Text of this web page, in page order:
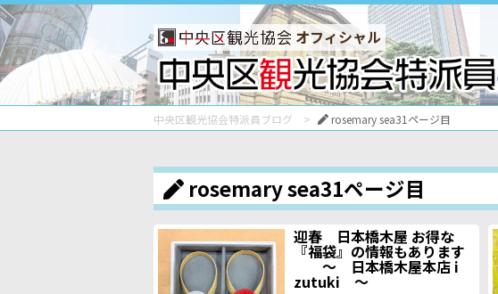
オフィシャル
中央区観光協会特派員ブログ rosemary sea31ページ目
rosemary sea31ページ目
迎春 日本橋木屋 お得な
『福袋』の情報もあります
～ 日本橋木屋本店 i
zutuki ～